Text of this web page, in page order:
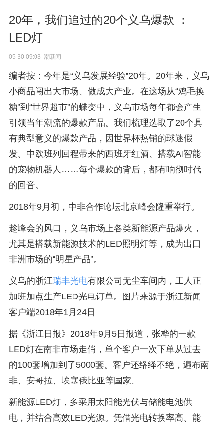
20年，我们追过的20个义乌爆款 ：
LED灯
05-30 09:03 潮新闻
编者按：今年是“义乌发展经验”20年。20年来，义乌
小商品闯出大市场、做成大产业。在这场从“鸡毛换
糖”到“世界超市”的蝶变中，义乌市场每年都会产生
引领当年潮流的爆款产品。我们梳理选取了20个具
有典型意义的爆款产品，因世界杯热销的球迷假
发、中欧班列回程带来的西班牙红酒、搭载AI智能
的宠物机器人……每个爆款的背后，都有响彻时代
的回音。
2018年9月初，中非合作论坛北京峰会隆重举行。
趁峰会的风口，义乌市场上各类新能源产品爆火，
尤其是搭载新能源技术的LED照明灯等，成为出口
非洲市场的“明星产品”。
义乌的浙江瑞丰光电有限公司无尘车间内，工人正
加班加点生产LED光电订单。图片来源于浙江新闻
客户端2018年1月24日
据《浙江日报》2018年9月5日报道，张桦的一款
LED灯在南非市场走俏，单个客户一次下单从过去
的100套增加到了5000套。客户还络绎不绝，遍布南
非、安哥拉、埃塞俄比亚等国家。
新能源LED灯，多采用太阳能光伏与储能电池供
电，并结合高效LED光源。凭借光电转换率高、能